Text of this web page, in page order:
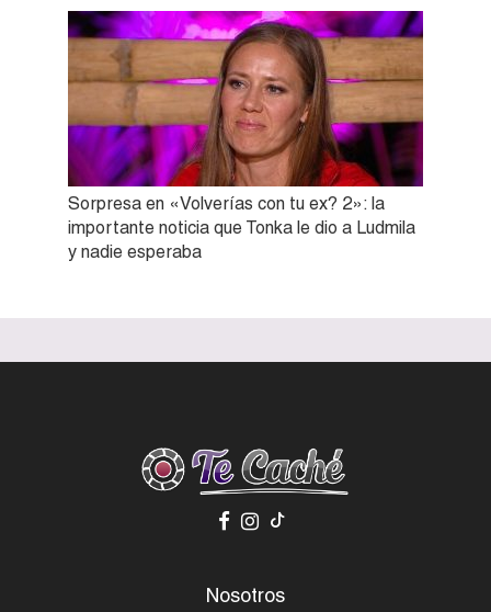
Sorpresa en «Volverías con tu ex? 2»: la
importante noticia que Tonka le dio a Ludmila
y nadie esperaba
Nosotros